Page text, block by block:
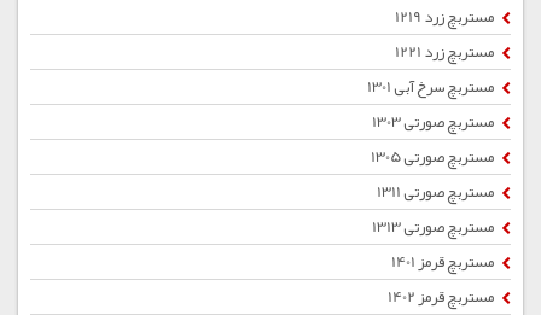
مستربچ زرد 1219
مستربچ زرد 1221
مستربچ سرخ آبی 1301
مستربچ صورتی 1303
مستربچ صورتی 1305
مستربچ صورتی 1311
مستربچ صورتی 1313
مستربچ قرمز 1401
مستربچ قرمز 1402